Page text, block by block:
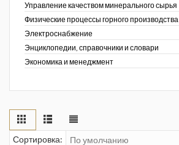
Управление качеством минерального сырья
Физические процессы горного производства
Электроснабжение
Энциклопедии, справочники и словари
Экономика и менеджмент
Сортировка: